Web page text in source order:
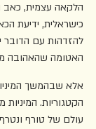
הלקאה עצמית, כאב
כישראלית, ידיעת
להזדהות עם
האטומה שהאהובה
אלא שבהמשך
הקטגוריות.
עולם של טורף